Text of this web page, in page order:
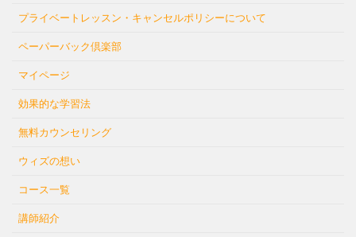
プライベートレッスン・キャンセルポリシーについて
ペーパーバック倶楽部
マイページ
効果的な学習法
無料カウンセリング
ウィズの想い
コース一覧
講師紹介